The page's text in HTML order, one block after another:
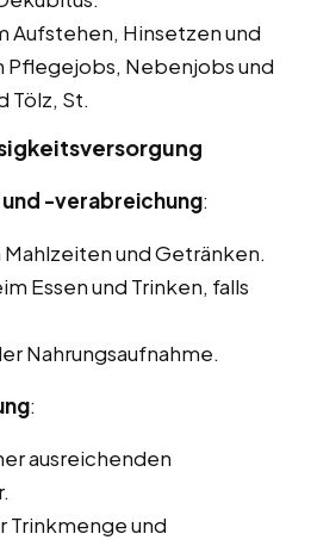
Aufstehen, Hinsetzen und
Pflegejobs, Nebenjobs und
Tölz, St.
-verabreichung:
und Getränken.
Essen und Trinken, falls
Nahrungsaufnahme.
:
ausreichenden
Trinkmenge und